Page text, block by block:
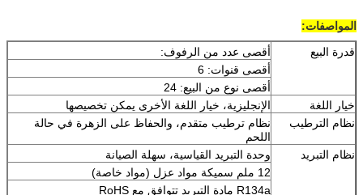
المواصفات:
قدرة البيع
أقصى عدد من الرفوف:
أقصى قنوات: 6
أقصى نوع من البيع: 24
خيار اللغة
الإنجليزية، خيار اللغة الأخرى يمكن تخصيصها
نظام الترطيب
نظام ترطيب متقدم، والحفاظ على الزهرة في حالة
اللحم
نظام التبريد
وحدة التبريد القياسية، سهلة الصيانة
12 ملم سميكة مواد عزل (مواد خاصة)
R134a مادة التبريد تتوافق مع RoHS